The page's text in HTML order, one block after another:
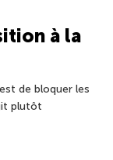
à la
de bloquer les
plutôt